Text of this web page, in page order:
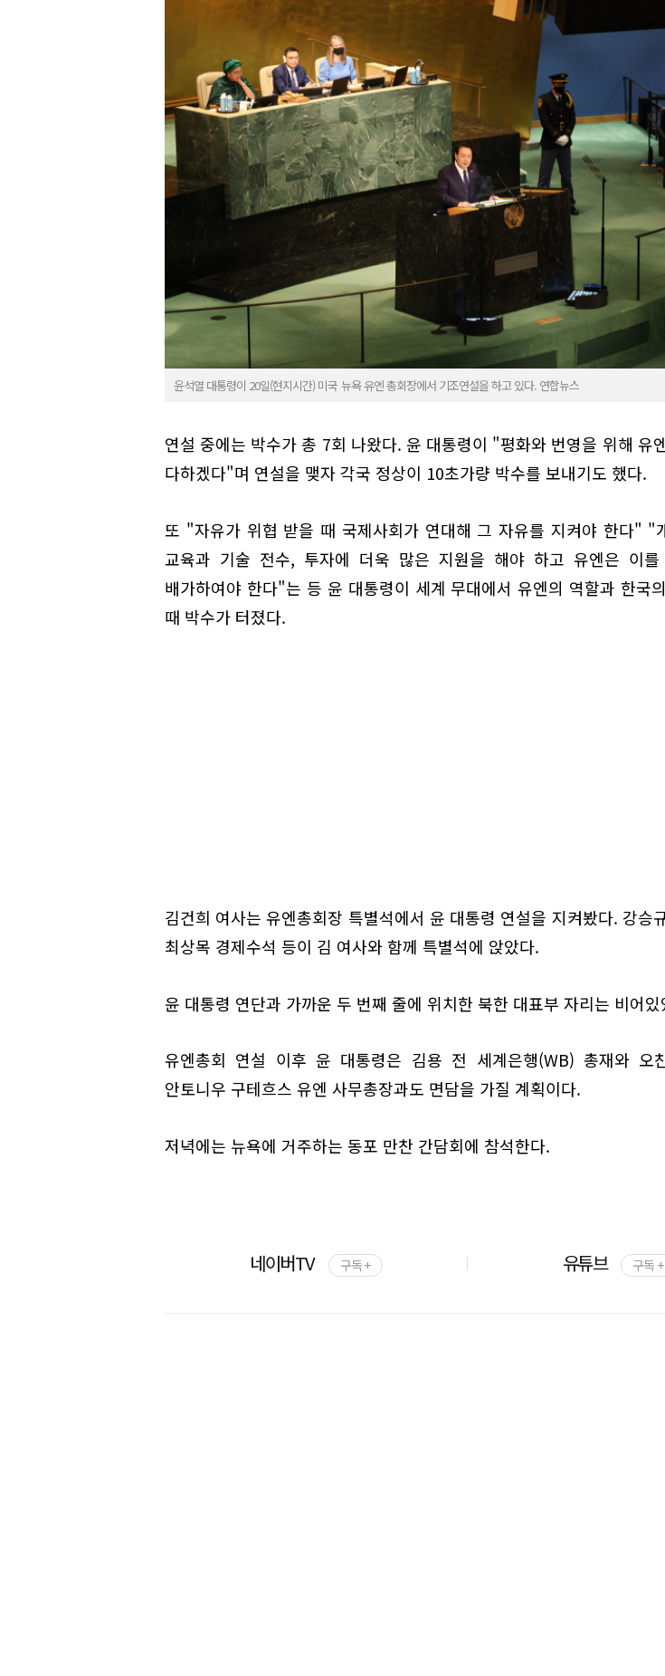
윤석열 대통령이 20일(현지시간) 미국 뉴욕 유엔 총회장에서 기조연설을 하고 있다. 연합뉴스
연설 중에는 박수가 총 7회 나왔다. 윤 대통령이 "평화와 번영을 위해 유
다하겠다"며 연설을 맺자 각국 정상이 10초가량 박수를 보내기도 했다.
또 "자유가 위협 받을 때 국제사회가 연대해 그 자유를 지켜야 한다" "
교육과 기술 전수, 투자에 더욱 많은 지원을 해야 하고 유엔은 이를
배가하여야 한다"는 등 윤 대통령이 세계 무대에서 유엔의 역할과 한국
때 박수가 터졌다.
김건희 여사는 유엔총회장 특별석에서 윤 대통령 연설을 지켜봤다. 강승
최상목 경제수석 등이 김 여사와 함께 특별석에 앉았다.
윤 대통령 연단과 가까운 두 번째 줄에 위치한 북한 대표부 자리는 비어있
유엔총회 연설 이후 윤 대통령은 김용 전 세계은행(WB) 총재와 오
안토니우 구테흐스 유엔 사무총장과도 면담을 가질 계획이다.
저녁에는 뉴욕에 거주하는 동포 만찬 간담회에 참석한다.
네이버TV 구독 + 유튜브 구독 +